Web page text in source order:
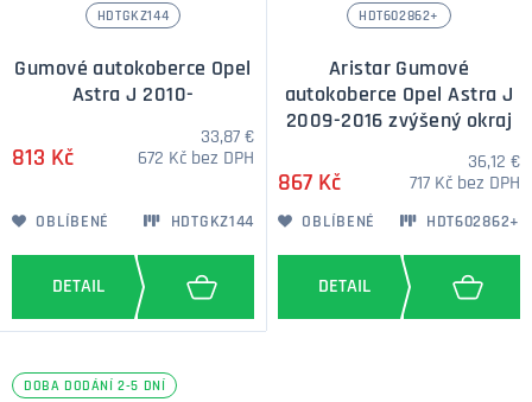
HDTGKZ144
Gumové autokoberce Opel
Astra J 2010-
813 Kč
33,87 €
672 Kč bez DPH
OBLÍBENÉ HDTGKZ144
HDT602862+
Aristar Gumové
autokoberce Opel Astra J
2009-2016 zvýšený okraj
867 Kč
36,12 €
717 Kč bez DPH
OBLÍBENÉ HDT602862+
DOBA DODÁNÍ 2-5 DNÍ